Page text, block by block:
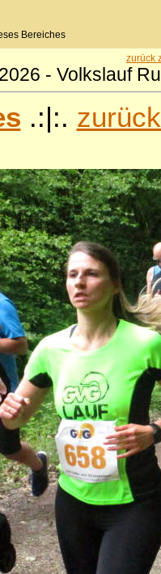
Bereiches
zurück
- Volkslauf
.:|:.